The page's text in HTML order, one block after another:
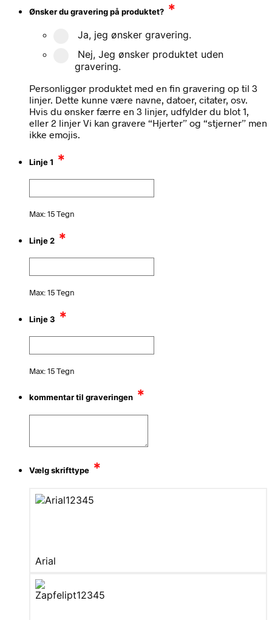
Ønsker du gravering på produktet? *
Ja, jeg ønsker gravering.
Nej, Jeg ønsker produktet uden
gravering.
Personliggør produktet med en fin gravering op til 3
linjer. Dette kunne være navne, datoer, citater, osv.
Hvis du ønsker færre en 3 linjer, udfylder du blot 1,
eller 2 linjer Vi kan gravere “Hjerter” og “stjerner” men
ikke emojis.
Linje 1 *
Max: 15 Tegn
Linje 2 *
Max: 15 Tegn
Linje 3 *
Max: 15 Tegn
kommentar til graveringen *
Vælg skrifttype *
Arial